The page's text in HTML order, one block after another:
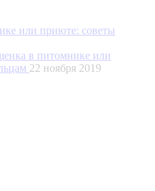
в питомнике или
22 ноября 2019